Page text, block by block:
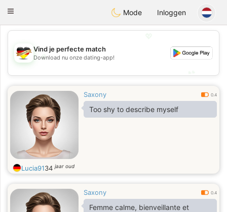
Deutsch Dating
Toggle
Mode Inloggen
💖
💕
Vind je perfecte match
Download nu onze dating-app!
Saxony 0.4
Too shy to describe myself
Lucia9134jaar oud
Saxony 0.4
Femme calme, bienveillante et